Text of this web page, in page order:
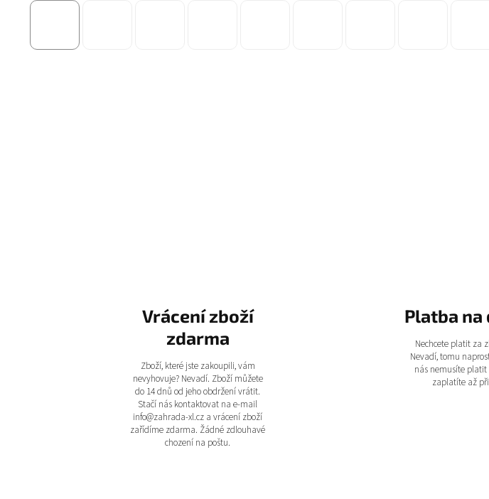
Vrácení zboží
zdarma
Zboží, které jste zakoupili, vám
nevyhovuje? Nevadí. Zboží můžete
do 14 dnů od jeho obdržení vrátit.
Stačí nás kontaktovat na e-mail
info@zahrada-xl.cz a vrácení zboží
zařídíme zdarma. Žádné zdlouhavé
chození na poštu.
Platba
Nechcete platit za
Nevadí, tomu
nás nemusíte platit
zaplatíte až